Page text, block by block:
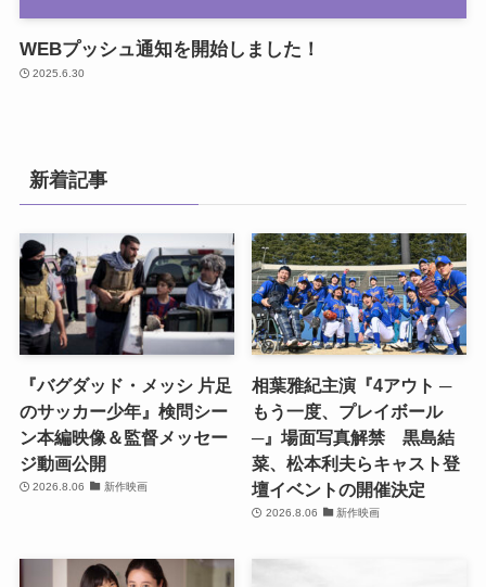
WEBプッシュ通知を開始しました！
2025.6.30
新着記事
『バグダッド・メッシ 片足
のサッカー少年』検問シー
ン本編映像＆監督メッセー
ジ動画公開
2026.8.06 新作映画
相葉雅紀主演『4アウト ─
もう一度、プレイボール
─』場面写真解禁 黒島結
菜、松本利夫らキャスト登
壇イベントの開催決定
2026.8.06 新作映画